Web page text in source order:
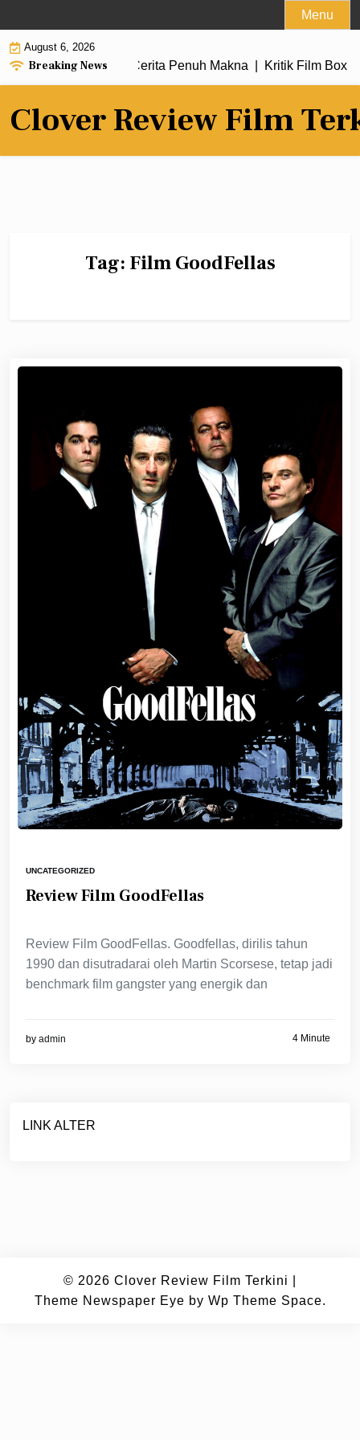
to
content
Menu
August 6, 2026
Breaking News
Terbaru dengan Alur Cerita Penuh Makna | Kritik Film Box
Clover Review Film
Tag: Film GoodFellas
UNCATEGORIZED
Review Film GoodFellas
Review Film GoodFellas. Goodfellas, dirilis tahun
1990 dan disutradarai oleh Martin Scorsese, tetap jadi
benchmark film gangster yang energik dan
by admin 4 Minute
LINK ALTER
© 2026 Clover Review Film Terkini
Theme Newspaper Eye by Wp Theme Space.